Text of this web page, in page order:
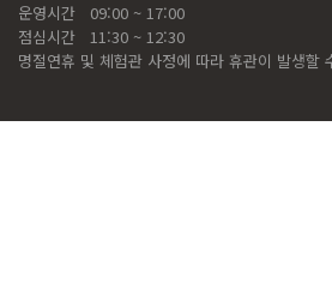
운영시간
09:00 ~ 17:00
점심시간
11:30 ~ 12:30
명절연휴 및 체험관 사정에 따라 휴관이 발생할